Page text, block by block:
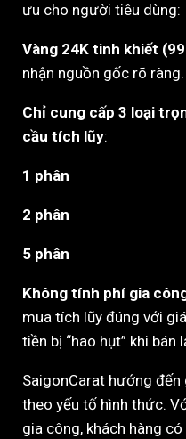
ưu cho người tiêu dùng:
Vàng 24K tinh khiết
nhận nguồn gốc rõ ràng.
Chỉ cung cấp 3 loại
cầu tích lũy:
1 phân
2 phân
5 phân
Không tính phí gia
mua tích lũy đúng với
tiền bị “hao hụt” khi
SaigonCarat hướng
theo yếu tố hình thức.
gia công, khách hàng